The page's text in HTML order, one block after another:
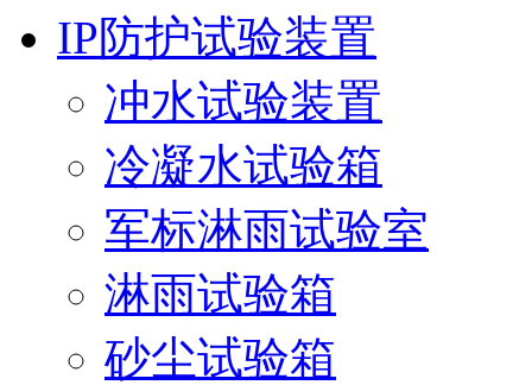
IP防护试验装置
冲水试验装置
冷凝水试验箱
军标淋雨试验室
淋雨试验箱
砂尘试验箱